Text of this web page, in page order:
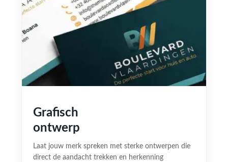
Grafisch
ontwerp
Laat jouw merk spreken met sterke ontwerpen die
direct de aandacht trekken en herkenning